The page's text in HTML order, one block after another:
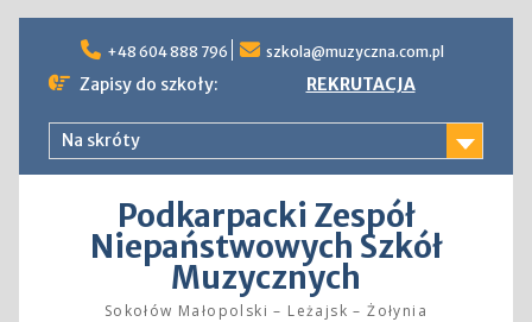
content
+48 604 888 796 szkola@muzyczna.com.pl
Zapisy do szkoły: REKRUTACJA
Na skróty
Podkarpacki Zespół
Niepaństwowych Szkół
Muzycznych
Sokołów Małopolski – Leżajsk – Żołynia